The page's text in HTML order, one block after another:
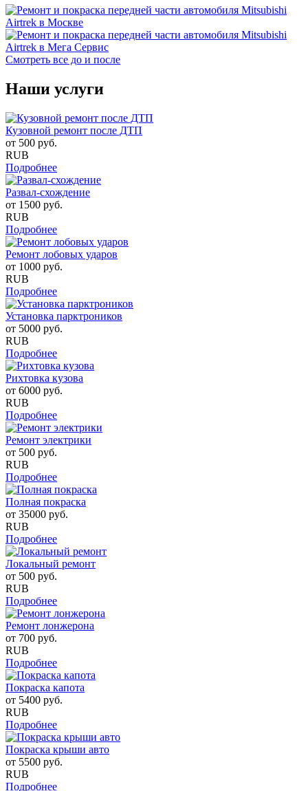
Смотреть все до и после
Наши услуги
Кузовной ремонт после ДТП
от 500 руб.
RUB
Подробнее
Развал-схождение
от 1500 руб.
RUB
Подробнее
Ремонт лобовых ударов
от 1000 руб.
RUB
Подробнее
Установка парктроников
от 5000 руб.
RUB
Подробнее
Рихтовка кузова
от 6000 руб.
RUB
Подробнее
Ремонт электрики
от 500 руб.
RUB
Подробнее
Полная покраска
от 35000 руб.
RUB
Подробнее
Локальный ремонт
от 500 руб.
RUB
Подробнее
Ремонт лонжерона
от 700 руб.
RUB
Подробнее
Покраска капота
от 5400 руб.
RUB
Подробнее
Покраска крыши авто
от 5500 руб.
RUB
Подробнее